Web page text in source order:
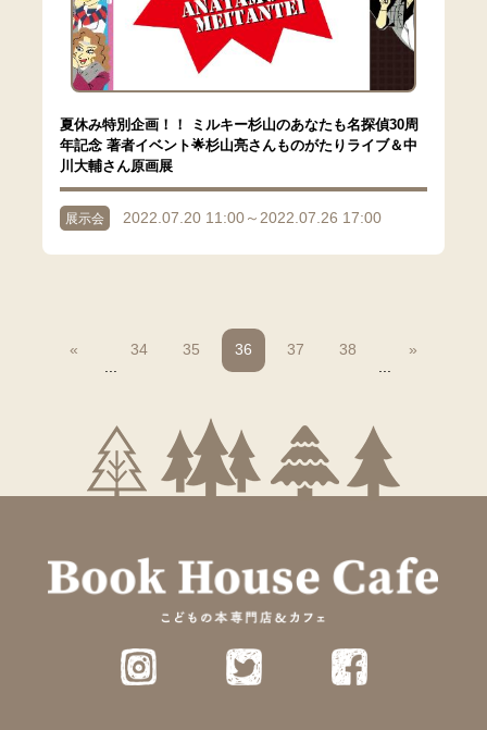
夏休み特別企画！！ ミルキー杉山のあなたも名探偵30周
年記念 著者イベント🌟杉山亮さんものがたりライブ＆中
川大輔さん原画展
展示会 2022.07.20 11:00～2022.07.26 17:00
«
...
34 35 36 37
38
...
»